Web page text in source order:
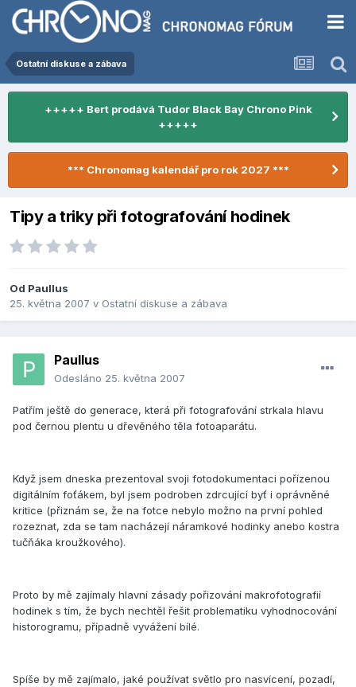
Ostatní diskuse a zábava
+++++ Bert prodává Tudor Black Bay Chrono Pink
+++++
*** Chronomag kalendář pro rok 2027 ***
Tipy a triky při fotografování hodinek
Od Paullus
25. května 2007 v Ostatní diskuse a zábava
Paullus
Odesláno 25. května 2007
Patřím ještě do generace, která při fotografování strkala hlavu
pod černou plentu u dřevěného těla fotoaparátu.
Když jsem dneska prezentoval svoji fotodokumentaci pořízenou
digitálním foťákem, byl jsem podroben zdrcující byť i oprávněné
kritice (přiznám se, že na fotce nebylo možno na první pohled
rozeznat, zda se tam nacházejí náramkové hodinky anebo kostra
tučňáka kroužkového).
Proto by mě zajímaly hlavní zásady pořizování makrofotografií
hodinek s tím, že bych nechtěl řešit problematiku vyhodnocování
historogramu, případně vyvážení bílé.
Spíše by mě zajímalo, jaké používat světlo pro nasvícení, pozadí,